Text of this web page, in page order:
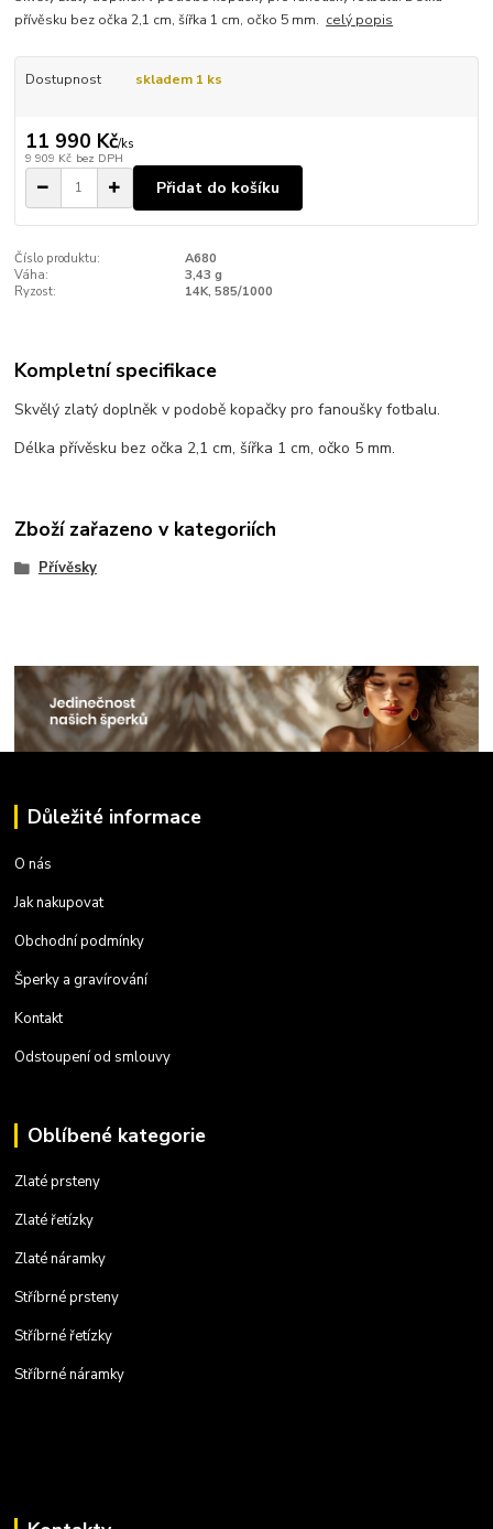
přívěsku bez očka 2,1 cm, šířka 1 cm, očko 5 mm. celý popis
Dostupnost skladem 1 ks
11 990 Kč/ks
9 909 Kč bez DPH
Přidat do košíku
Číslo produktu:
A680
Váha:
3,43 g
Ryzost:
14K, 585/1000
Kompletní specifikace
Skvělý zlatý doplněk v podobě kopačky pro fanoušky fotbalu.
Délka přívěsku bez očka 2,1 cm, šířka 1 cm, očko 5 mm.
Zboží zařazeno v kategoriích
Přívěsky
Důležité informace
O nás
Jak nakupovat
Obchodní podmínky
Šperky a gravírování
Kontakt
Odstoupení od smlouvy
Oblíbené kategorie
Zlaté prsteny
Zlaté řetízky
Zlaté náramky
Stříbrné prsteny
Stříbrné řetízky
Stříbrné náramky